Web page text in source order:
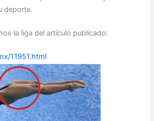
deporte.
la liga del artículo publicado:
11951.html